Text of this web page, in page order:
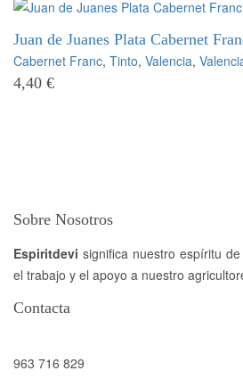
Juan de Juanes Plata Cabernet
Cabernet Franc, Tinto, Valencia,
4,40 €
Sobre Nosotros
Espiritdevi significa nuestro espíritu
el trabajo y el apoyo a nuestro
Contacta
963 716 829